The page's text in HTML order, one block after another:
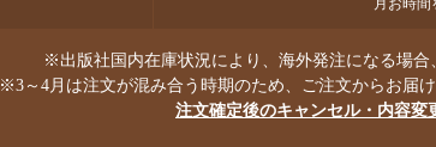
月お時間
※出版社国内在庫状況により、海外発注になる場合
※3～4月は注文が混み合う時期のため、ご注文からお届
注文確定後のキャンセル・内容変